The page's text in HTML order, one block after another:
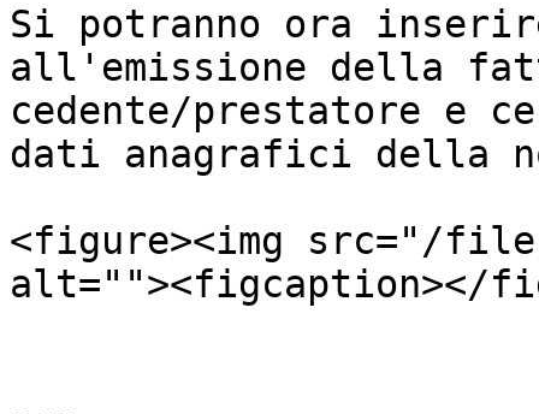
Si potranno ora
all'emissione della
cedente/prestatore e
dati anagrafici della
<figure><img src="/files/
alt=""><figcaption></